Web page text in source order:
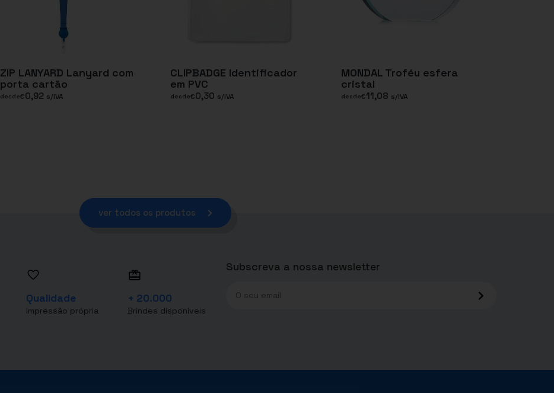
ZIP LANYARD Lanyard com
porta cartão
desde€0,92 s/IVA
CLIPBADGE Identificador
em PVC
desde€0,30 s/IVA
MONDAL Troféu esfera
cristal
desde€11,08 s/IVA
ver todos os produtos
Qualidade
Impressão própria
+ 20.000
Brindes disponíveis
Subscreva a nossa newsletter